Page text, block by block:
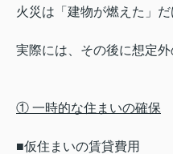
火災は「建物が燃えた」だ
実際には、その後に想定
① 一時的な住まいの確保
■仮住まいの賃貸費用